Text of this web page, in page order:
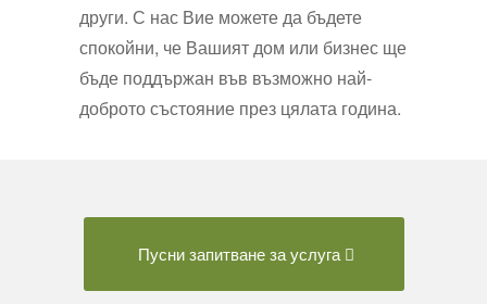
други. С нас Вие можете да бъдете
спокойни, че Вашият дом или бизнес ще
бъде поддържан във възможно най-
доброто състояние през цялата година.
Пусни запитване за услуга